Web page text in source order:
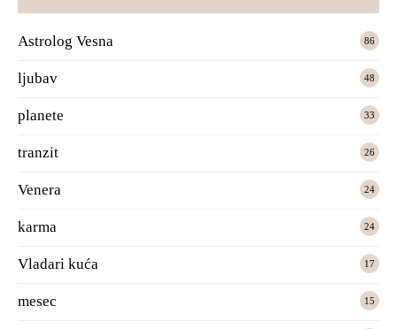
Astrolog Vesna 86
ljubav 48
planete 33
tranzit 26
Venera 24
karma 24
Vladari kuća 17
mesec 15